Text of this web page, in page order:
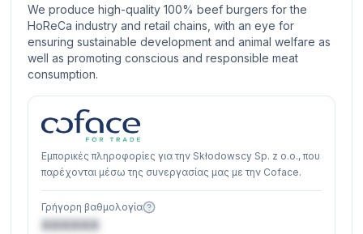
We produce high-quality 100% beef burgers for the
HoReCa industry and retail chains, with an eye for
ensuring sustainable development and animal welfare as
well as promoting conscious and responsible meat
consumption.
Εμπορικές πληροφορίες για την Skłodowscy Sp. z o.o., που
παρέχονται μέσω της συνεργασίας μας με την Coface.
Γρήγορη βαθμολογία
XXXXXX